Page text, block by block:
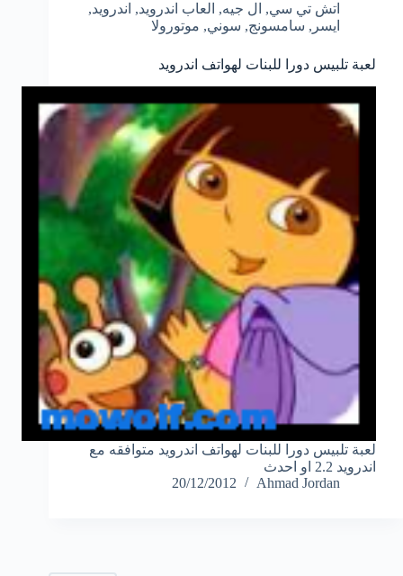
اتش تي سي, ال جيه, العاب اندرويد, اندرويد,
ايسر , سامسونج, سوني, موتورولا
لعبة تلبيس دورا للبنات لهواتف اندرويد
لعبة تلبيس دورا للبنات لهواتف اندرويد متوافقه مع
اندرويد 2.2 او احدث
Ahmad Jordan
20/12/2012